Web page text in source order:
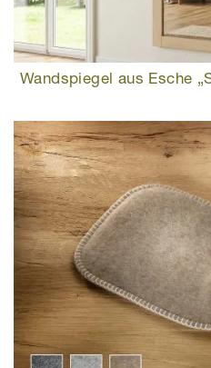
Wandspiegel aus Esche